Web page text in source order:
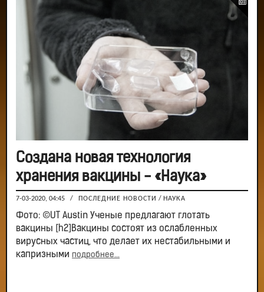
Создана новая технология
хранения вакцины - «Наука»
7-03-2020, 04:45 / ПОСЛЕДНИЕ НОВОСТИ / НАУКА
Фото: ©UT Austin Ученые предлагают глотать
вакцины [h2]Вакцины состоят из ослабленных
вирусных частиц, что делает их нестабильными и
капризными подробнее...